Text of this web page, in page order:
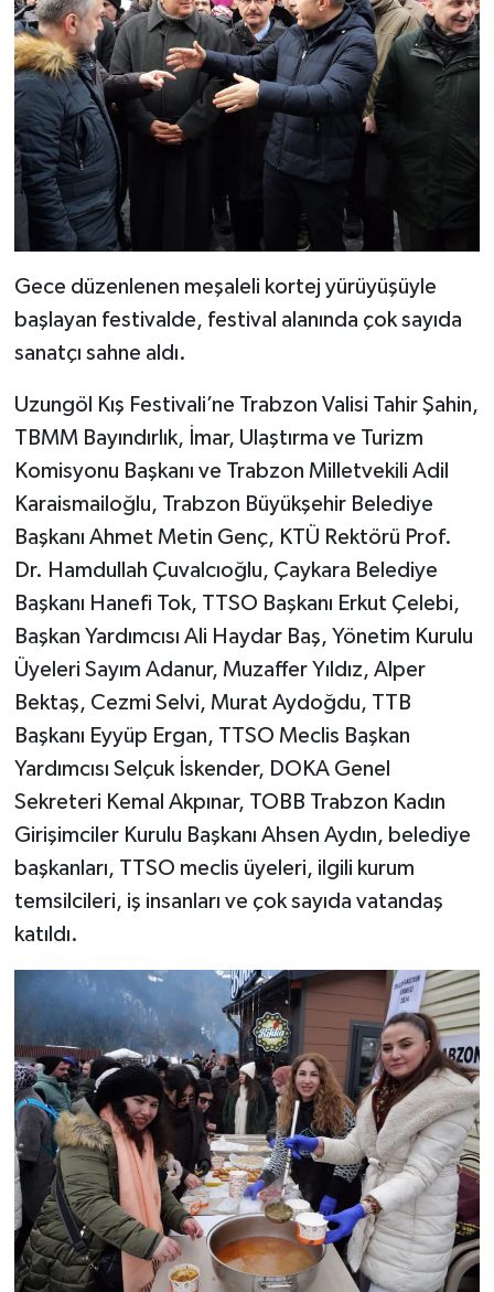
Gece düzenlenen meşaleli kortej yürüyüşüyle
başlayan festivalde, festival alanında çok sayıda
sanatçı sahne aldı.
Uzungöl Kış Festivali’ne Trabzon Valisi Tahir Şahin,
TBMM Bayındırlık, İmar, Ulaştırma ve Turizm
Komisyonu Başkanı ve Trabzon Milletvekili Adil
Karaismailoğlu, Trabzon Büyükşehir Belediye
Başkanı Ahmet Metin Genç, KTÜ Rektörü Prof.
Dr. Hamdullah Çuvalcıoğlu, Çaykara Belediye
Başkanı Hanefi Tok, TTSO Başkanı Erkut Çelebi,
Başkan Yardımcısı Ali Haydar Baş, Yönetim Kurulu
Üyeleri Sayım Adanur, Muzaffer Yıldız, Alper
Bektaş, Cezmi Selvi, Murat Aydoğdu, TTB
Başkanı Eyyüp Ergan, TTSO Meclis Başkan
Yardımcısı Selçuk İskender, DOKA Genel
Sekreteri Kemal Akpınar, TOBB Trabzon Kadın
Girişimciler Kurulu Başkanı Ahsen Aydın, belediye
başkanları, TTSO meclis üyeleri, ilgili kurum
temsilcileri, iş insanları ve çok sayıda vatandaş
katıldı.